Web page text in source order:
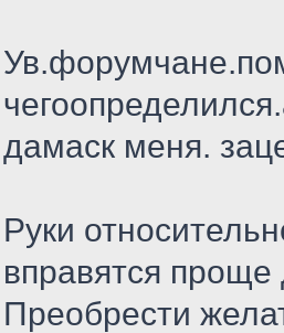
дамаск меня.
Руки
вправятся
Преобрести